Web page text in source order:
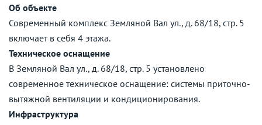
Об объекте
Современный комплекс Земляной Вал ул., д. 68/18, стр. 5
включает в себя 4 этажа.
Техническое оснащение
В Земляной Вал ул., д. 68/18, стр. 5 установлено
современное техническое оснащение: системы приточно-
вытяжной вентиляции и кондиционирования.
Инфраструктура